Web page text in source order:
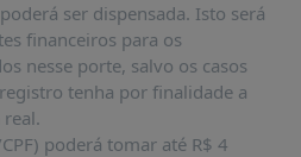
ser dispensada. Isto será
financeiros para os
nesse porte, salvo os casos
tenha por finalidade a
poderá tomar até R$ 4